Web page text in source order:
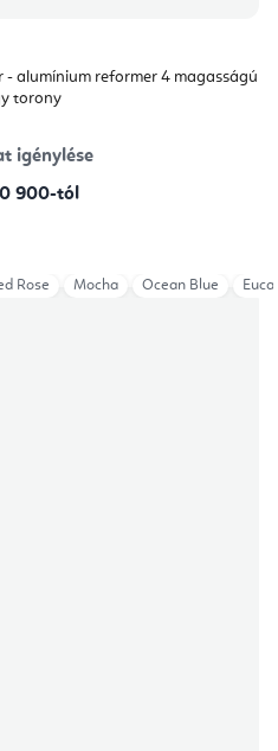
- alumínium reformer 4 magasságú
torony
igénylése
900-tól
Rose Mocha Ocean Blue